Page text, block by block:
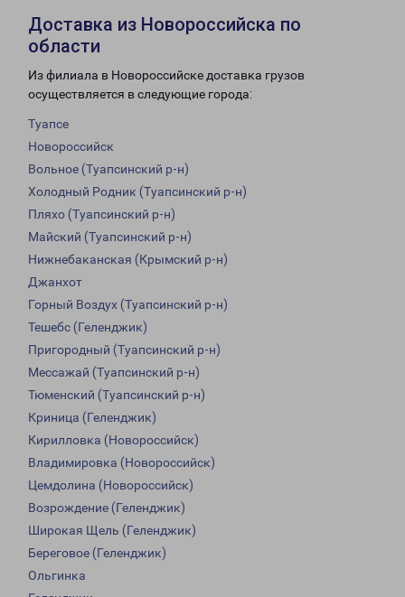
Доставка из Новороссийска по
области
Из филиала в Новороссийске доставка грузов
осуществляется в следующие города:
Туапсе
Новороссийск
Вольное (Туапсинский р-н)
Холодный Родник (Туапсинский р-н)
Пляхо (Туапсинский р-н)
Майский (Туапсинский р-н)
Нижнебаканская (Крымский р-н)
Джанхот
Горный Воздух (Туапсинский р-н)
Тешебс (Геленджик)
Пригородный (Туапсинский р-н)
Мессажай (Туапсинский р-н)
Тюменский (Туапсинский р-н)
Криница (Геленджик)
Кирилловка (Новороссийск)
Владимировка (Новороссийск)
Цемдолина (Новороссийск)
Возрождение (Геленджик)
Широкая Щель (Геленджик)
Береговое (Геленджик)
Ольгинка